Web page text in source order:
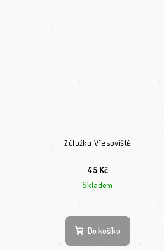
Záložka Vřesoviště
45 Kč
Skladem
Do košíku